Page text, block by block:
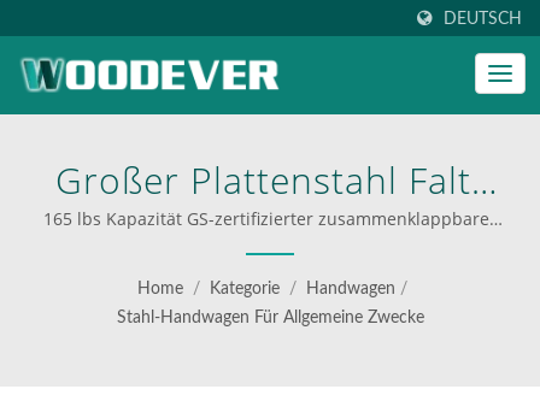
DEUTSCH
Großer Plattenstahl Falt-
Handwagen, Hergestellt
Von Einer Professionellen
Handwagenfabrik. |
165 lbs Kapazität GS-zertifizierter zusammenklappbarer
Handwagen mit großer Fußplatte. | Anbieter von
industriellen Klappwagen
Home / Kategorie / Handwagen /
Stahl-Handwagen Für Allgemeine Zwecke